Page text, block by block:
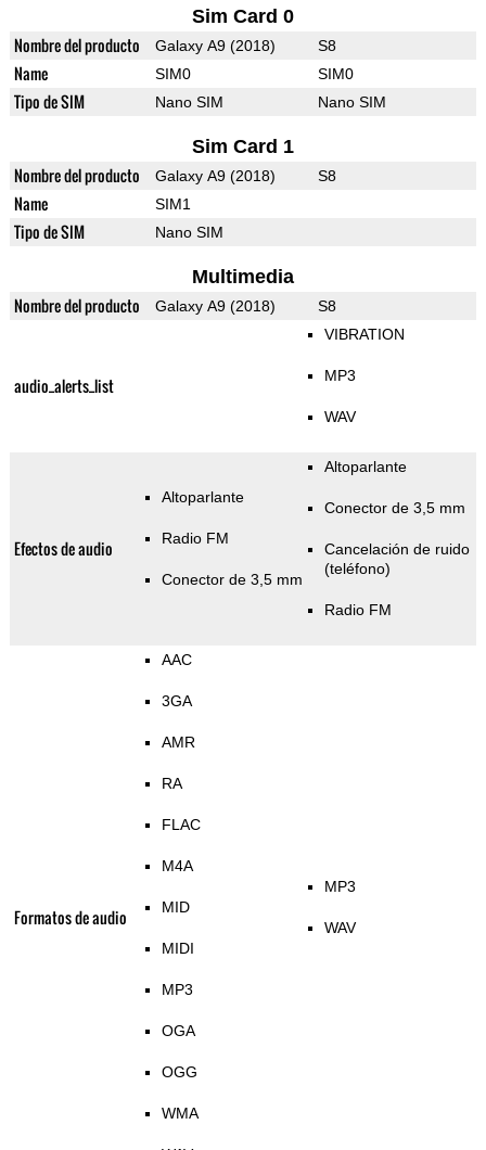
Sim Card 0
Nombre del producto Galaxy A9 (2018) S8
Name SIM0 SIM0
Tipo de SIM Nano SIM Nano SIM
Sim Card 1
Nombre del producto Galaxy A9 (2018) S8
Name SIM1
Tipo de SIM Nano SIM
Multimedia
Nombre del producto Galaxy A9 (2018) S8
audio_alerts_list
VIBRATION
MP3
WAV
Efectos de audio
Altoparlante
Radio FM
Conector de 3,5 mm
Altoparlante
Conector de 3,5 mm
Cancelación de ruido
(teléfono)
Radio FM
Formatos de audio
AAC
3GA
AMR
RA
FLAC
M4A
MID
MIDI
MP3
OGA
OGG
WMA
MP3
WAV